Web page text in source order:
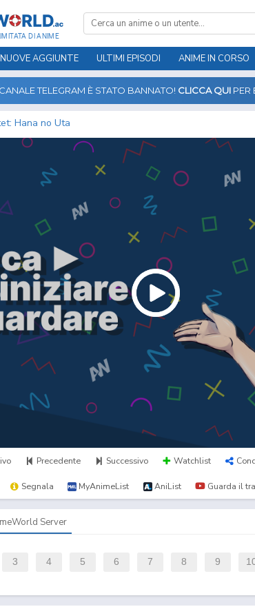
DI ANIME
NUOVE AGGIUNTE ULTIMI EPISODI ANIME IN CORSO
TELEGRAM È STATO BANNATO! CLICCA QUI PER
Hana no Uta
Precedente Successivo Watchlist
Segnala MyAnimeList AniList Guarda il
Server
3 4 5 6 7 8 9